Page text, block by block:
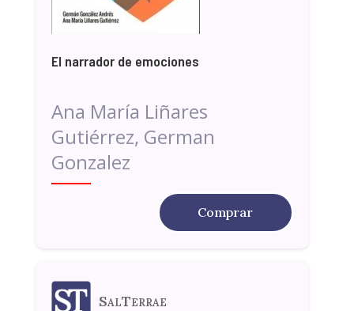
El narrador de emociones
Ana María Liñares
Gutiérrez, German
Gonzalez
Comprar
SalTerrae